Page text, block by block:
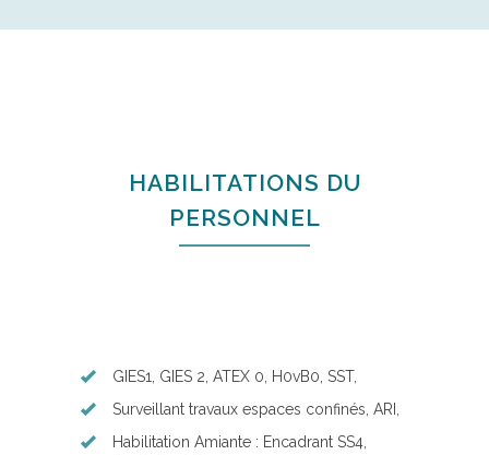
HABILITATIONS DU
PERSONNEL
GIES1, GIES 2, ATEX 0, H0vB0, SST,
Surveillant travaux espaces confinés, ARI,
Habilitation Amiante : Encadrant SS4,